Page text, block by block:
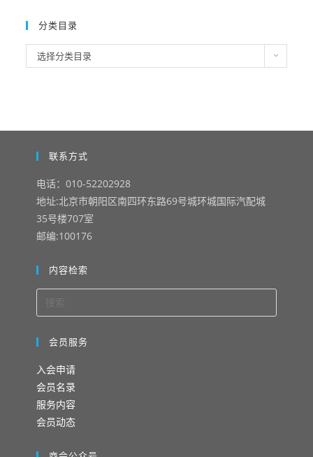
档
分类目录
类
选择分类目录
联系方式
电话：010-52202928
地址:北京市朝阳区南四环东路69号城环城国际汽配城
35号楼707室
邮编:100176
内容检索
会员服务
入会申请
会员名录
服务内容
会员动态